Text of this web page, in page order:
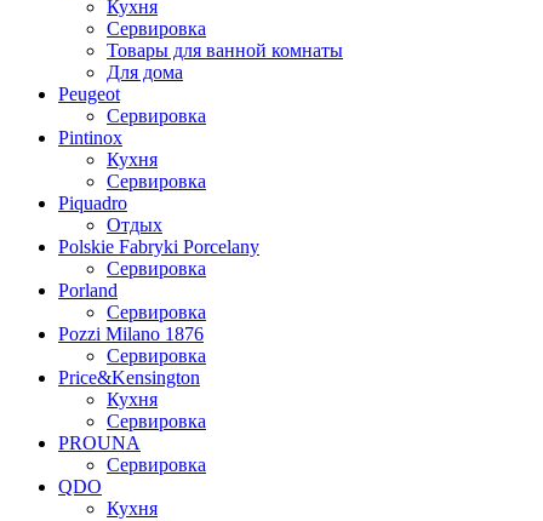
Кухня
Сервировка
Товары для ванной комнаты
Для дома
Peugeot
Сервировка
Pintinox
Кухня
Сервировка
Piquadro
Отдых
Polskie Fabryki Porcelany
Сервировка
Porland
Сервировка
Pozzi Milano 1876
Сервировка
Price&Kensington
Кухня
Сервировка
PROUNA
Сервировка
QDO
Кухня